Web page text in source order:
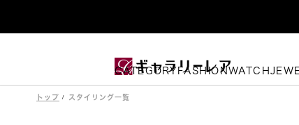
CATEGORY FASHIONWATCH
トップ スタイリング一覧